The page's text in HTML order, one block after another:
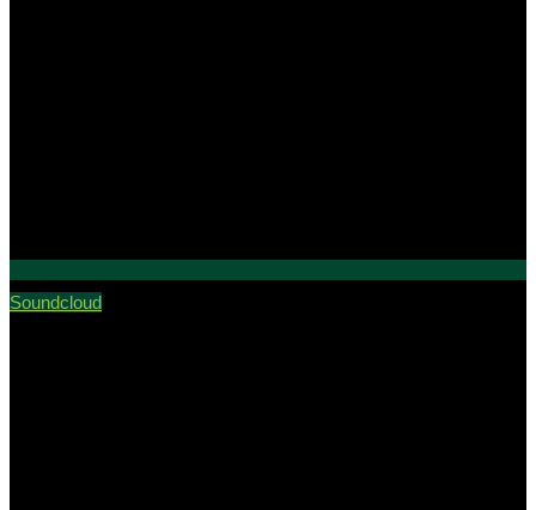
Soundcloud